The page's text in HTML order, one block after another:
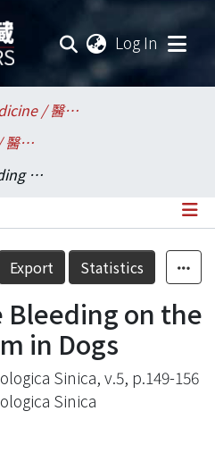
Log In
College of Medicine / 醫學院
School of Medicine / 醫學系
Effect of Acute Bleeding on the Cardiac Rhythm in Dogs
Export Statistics
Bleeding on the
in Dogs
Sinica, v.5, p.149-156
Sinica